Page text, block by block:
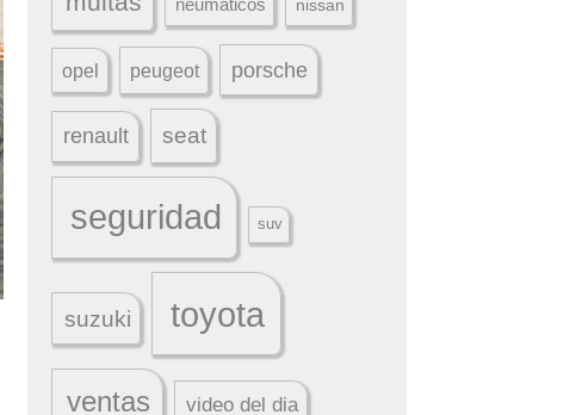
nissan
opel peugeot porsche
renault seat
seguridad suv
suzuki toyota
ventas video del dia